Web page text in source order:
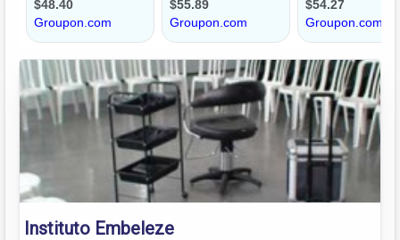
Instituto Embeleze